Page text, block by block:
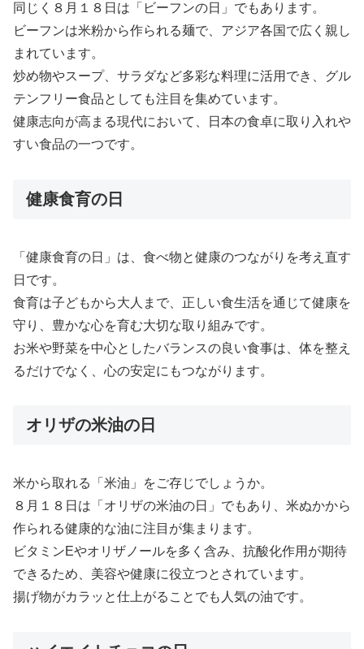
同じく８月１８日は「ビーフンの日」でもあります。
ビーフンは米粉から作られる麺で、アジア各国で広く親し
まれています。
炒め物やスープ、サラダなど多彩な料理に活用でき、グル
テンフリー食品としても注目を集めています。
健康志向が高まる現代において、日本の食卓に取り入れや
すい食品の一つです。
健康食育の日
「健康食育の日」は、食べ物と健康のつながりを考え直す
日です。
食育は子どもから大人まで、正しい食生活を通じて健康を
守り、豊かな心を育む大切な取り組みです。
お米や野菜を中心としたバランスの良い食事は、体を整え
るだけでなく、心の安定にもつながります。
オリザの米油の日
米から取れる「米油」をご存じでしょうか。
８月１８日は「オリザの米油の日」でもあり、米ぬかから
作られる健康的な油に注目が集まります。
ビタミンEやオリザノールを多く含み、抗酸化作用が期待
できるため、美容や健康に役立つとされています。
揚げ物がカラッと仕上がることでも人気の油です。